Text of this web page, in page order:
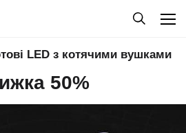
LED з котячими вушками
50%